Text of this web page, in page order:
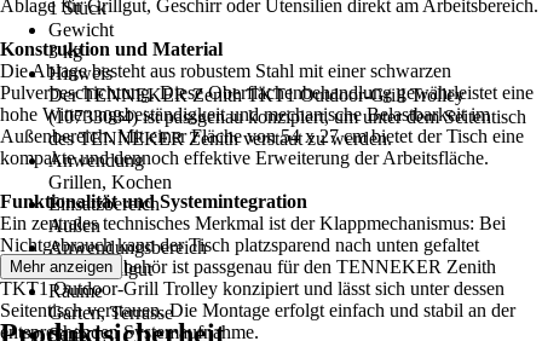
1 Stück
Gewicht
3 kg
Hinweis
Der TENNEKER Zenith TKT1 Outdoor-Grill Trolley
(10733084) ist passgenau konzipiert, um unter dem Seitentisch
des TENNEKER Zenith verstaut zu werden.
Anwendung
Grillen, Kochen
Einsatzbereich
Außen
Anwendungsbereich
Grill, Grillgut
Räume
Garten, Terrasse
Serie
Ablage für Grillgut, Geschirr oder Utensilien direkt am Arbeitsbereich.
Konstruktion und Material
Die Ablage besteht aus robustem Stahl mit einer schwarzen
Pulverbeschichtung. Diese Oberflächenbehandlung gewährleistet eine
hohe Witterungsbeständigkeit und mechanische Belastbarkeit im
Außenbereich. Mit einer Fläche von 54 x 27 cm bietet der Tisch eine
kompakte und dennoch effektive Erweiterung der Arbeitsfläche.
Funktionalität und Systemintegration
Ein zentrales technisches Merkmal ist der Klappmechanismus: Bei
Nichtgebrauch kann der Tisch platzsparend nach unten gefaltet
werden. Das Zubehör ist passgenau für den TENNEKER Zenith
TKT1 Outdoor-Grill Trolley konzipiert und lässt sich unter dessen
Seitentisch verstauen. Die Montage erfolgt einfach und stabil an der
entsprechenden Systemaufnahme.
Mehr anzeigen
Produktsicherheit